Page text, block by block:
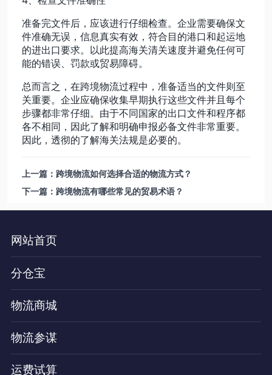
准备完文件后，应该进行仔细检查。企业需要确保文
件准确无误，信息真实有效，符合目的港口和起运地
的进出口要求。以此提高海关清关速度并避免任何可
能的错误、罚款或贸易障碍。
总而言之，在跨境物流过程中，准备适当的文件则至
关重要。企业应确保收集早期执行这些文件并且每个
步骤都非常仔细。由于不同国家的出口文件和程序都
各不相同，因此了解和明确申报必备文件非常重要。
因此，透彻的了解海关法规是必要的。
上一篇：跨境物流如何选择合适的物流方式？
下一篇：跨境物流有哪些常见的贸易术语？
网站首页
分仓宝
物流商城
物流参谋
运费试算